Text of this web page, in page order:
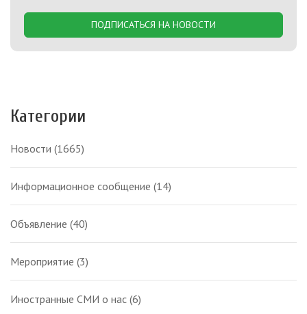
ПОДПИСАТЬСЯ НА НОВОСТИ
Категории
Новости (1665)
Информационное сообщение (14)
Объявление (40)
Мероприятие (3)
Иностранные СМИ о нас (6)